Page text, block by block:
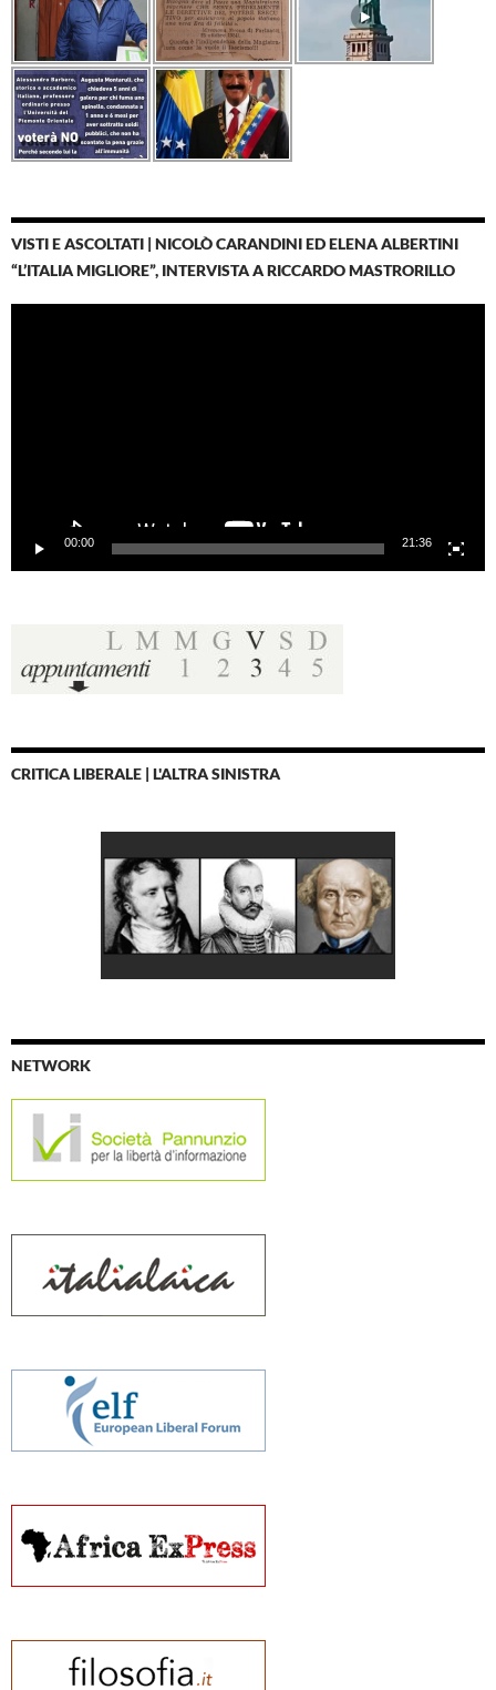
VISTI E ASCOLTATI | NICOLÒ CARANDINI ED ELENA ALBERTINI
“L’ITALIA MIGLIORE”, INTERVISTA A RICCARDO MASTRORILLO
00:00 21:36
CRITICA LIBERALE | L'ALTRA SINISTRA
NETWORK